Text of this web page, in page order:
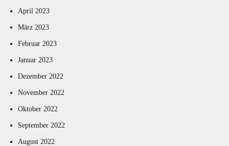
April 2023
März 2023
Februar 2023
Januar 2023
Dezember 2022
November 2022
Oktober 2022
September 2022
August 2022